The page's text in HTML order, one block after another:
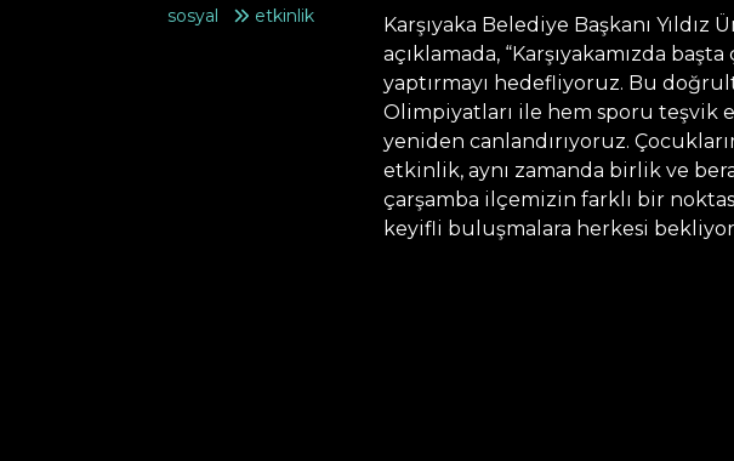
sosyal
etkinlik
Karşıyaka Belediye Başkanı
açıklamada, “Karşıyakamızda
yaptırmayı hedefliyoruz. Bu
Olimpiyatları ile hem sporu
yeniden canlandırıyoruz.
etkinlik, aynı zamanda birlik ve
çarşamba ilçemizin farklı bir
keyifli buluşmalara herkesi